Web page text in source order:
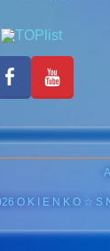
O K I E N K O ☆ S